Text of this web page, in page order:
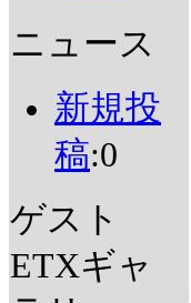
ニュース
新規投
稿:0
ゲスト
ETXギャ